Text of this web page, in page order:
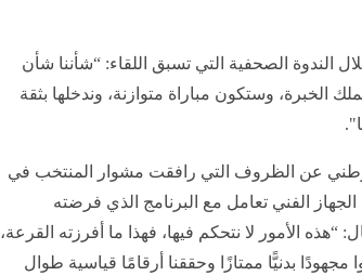
الندوة الصحفية التي تسبق اللقاء: “شأننا شأن
الخبرة، وستكون مباراة متوازنة، وندخلها بثقة
عن الظروف التي رافقت مشوار المنتخب في
الجهاز الفني تعامل مع البرنامج الذي فرضته
“هذه الأمور لا نتحكم فيها، فهذا ما أفرزته القرعة،
مجهودًا بدنيًّا ممتازًا وحققنا أرقامًا قياسية طوال